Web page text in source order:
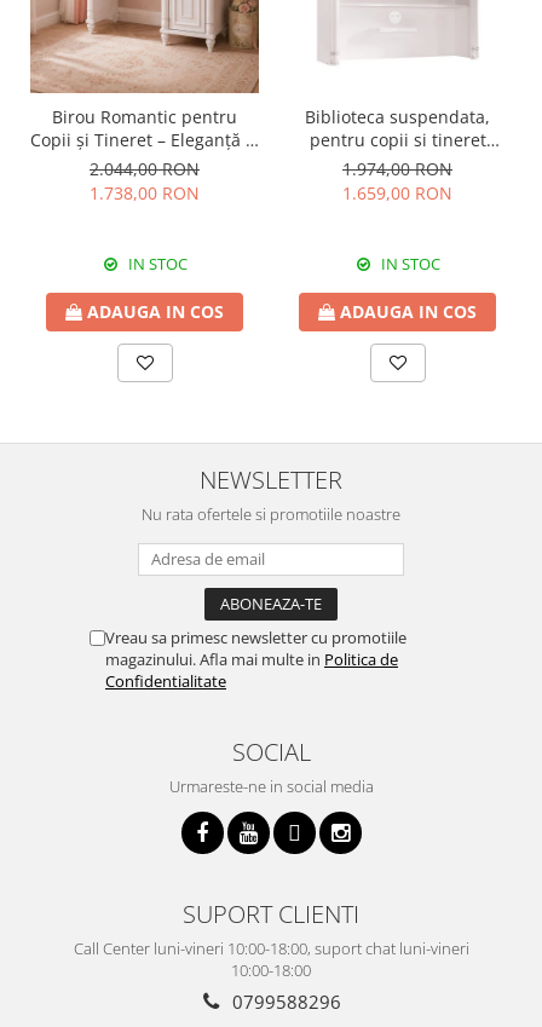
Birou Romantic pentru
Copii și Tineret – Eleganță și
Funcționalitate, 117x62x75
cm
2.044,00 RON
1.738,00 RON
IN STOC
ADAUGA IN COS
Biblioteca suspendata,
pentru copii si tineret
Colectia Romantic,
117x37x119 cm
1.974,00 RON
1.659,00 RON
IN STOC
ADAUGA IN COS
NEWSLETTER
Nu rata ofertele si promotiile noastre
Vreau sa primesc newsletter cu promotiile
magazinului. Afla mai multe in Politica de
Confidentialitate
SOCIAL
Urmareste-ne in social media
SUPORT CLIENTI
Call Center luni-vineri 10:00-18:00, suport chat luni-vineri
10:00-18:00
0799588296